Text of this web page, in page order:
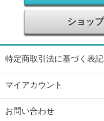
ショッ
特定商取引法に基づく表記
マイアカウント
お問い合わせ